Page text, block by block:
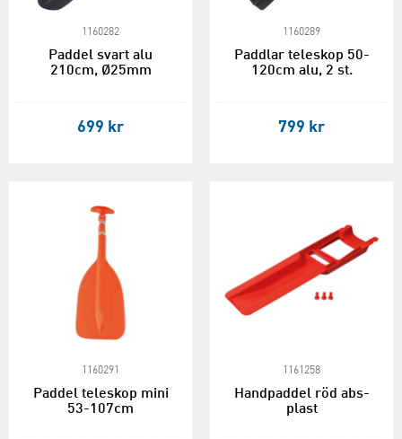
1160282
Paddel svart alu
210cm, Ø25mm
699 kr
1160289
Paddlar teleskop 50-
120cm alu, 2 st.
799 kr
1160291
Paddel teleskop mini
53-107cm
1161258
Handpaddel röd abs-
plast